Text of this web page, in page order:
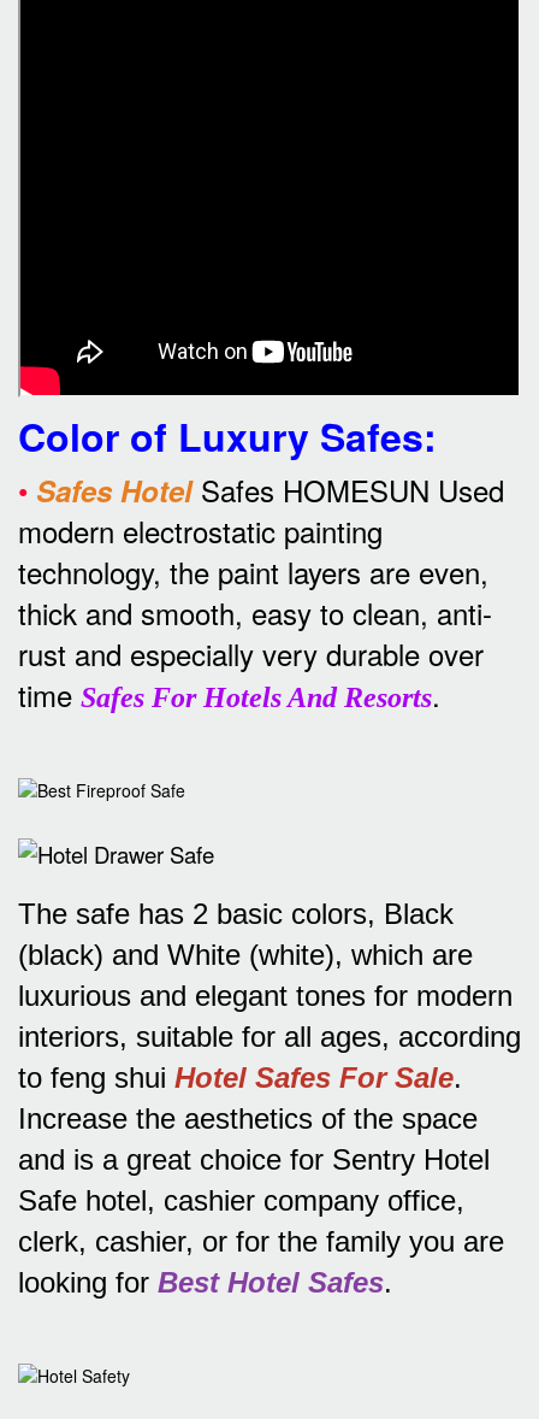
Color of Luxury Safes:
• Safes HotelSafes HOMESUN Used
modern electrostatic painting
technology, the paint layers are even,
thick and smooth, easy to clean, anti-
rust and especially very durable over
time Safes For Hotels And Resorts.
The safe has 2 basic colors, Black
(black) and White (white), which are
luxurious and elegant tones for modern
interiors, suitable for all ages, according
to feng shui Hotel Safes For Sale.
Increase the aesthetics of the space
and is a great choice for Sentry Hotel
Safe hotel, cashier company office,
clerk, cashier, or for the family you are
looking for Best Hotel Safes.